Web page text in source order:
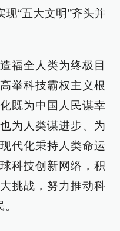
“五大文明”齐头并
福全人类为终极目
举科技霸权主义根
既为中国人民谋幸
为人类谋进步、为
代化秉持人类命运
科技创新网络，积
挑战，努力推动科